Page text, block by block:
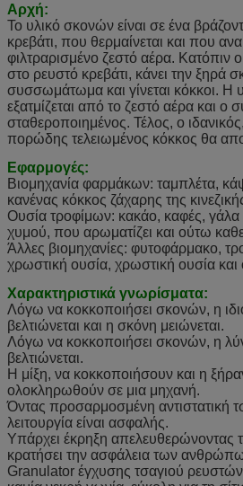
Αρχή:
Το υλικό σκονών είναι σε ένα
κρεβάτι, που θερμαίνεται και που
φιλτραρισμένο ζεστό αέρα.
στο ρευστό κρεβάτι, κάνει την ξηρά
συσσωμάτωμα και γίνεται κόκκοι. Η
εξατμίζεται από το ζεστό αέρα και ο
σταθεροποιημένος. Τέλος, ο
πορώδης τελειωμένος κόκκος θα
Εφαρμογές:
Βιομηχανία φαρμάκων: ταμπλέτα,
κανένας κόκκος ζάχαρης της
Ουσία τροφίμων: κακάο, καφές,
χυμού, που αρωματίζει και ούτω
Άλλες βιομηχανίες: φυτοφάρμακο,
χρωστική ουσία, χρωστική ουσία
Χαρακτηριστικά γνωρίσματα:
Λόγω να κοκκοποιήσει σκονών, η
βελτιώνεται και η σκόνη μειώνεται.
Λόγω να κοκκοποιήσει σκονών, η
βελτιώνεται.
Η μίξη, να κοκκοποιήσουν και η
ολοκληρωθούν σε μια μηχανή.
Όντας προσαρμοσμένη αντιστατική
λειτουργία είναι ασφαλής.
Υπάρχει έκρηξη απελευθερώνοντας
κρατήσει την ασφάλεια των
Granulator έγχυσης τσαγιού